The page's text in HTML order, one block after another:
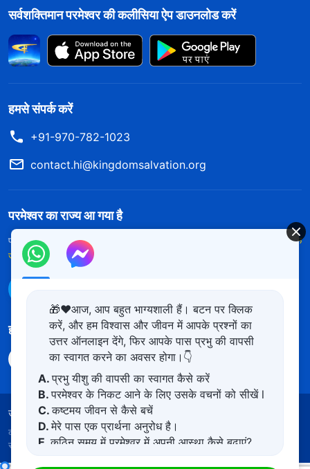
सर्वशक्तिमान परमेश्वर की कलीसिया ऐप डाउनलोड करें
हमसे संपर्क करें
+91-970-782-1023
contact.hi@kingdomsalvation.org
परमेश्वर का राज्य आ गया है
परमेश्वर का राज्य पृथ्वी पर आ गया है! क्या आप इसमें प्रवेश करना चाहते हैं?
और अधिक
जानें
हमारा अनुसरण करें
उपयोग की शर्तें गोपनीयता नीत साभार
कॉपीराइट © 2026 सर्वशक्तिमान परमेश्वर की कलीसिया।
सुरक्षित।
🎁❤️आज, आप बहुत भाग्यशाली हैं। बटन पर क्लिक
करें, और हम विश्वास और जीवन में आपके प्रश्नों का
उत्तर ऑनलाइन देंगे, फिर आपके पास प्रभु की वापसी
का स्वागत करने का अवसर होगा।👇
A.प्रभु यीशु की वापसी का स्वागत कैसे करें
B.परमेश्वर के निकट आने के लिए उसके वचनों को सीखें l
C.कष्टमय जीवन से कैसे बचें
D.मेरे पास एक प्रार्थना अनुरोध है।
E.कठिन समय में परमेश्वर में अपनी आस्था कैसे बढ़ाएं?